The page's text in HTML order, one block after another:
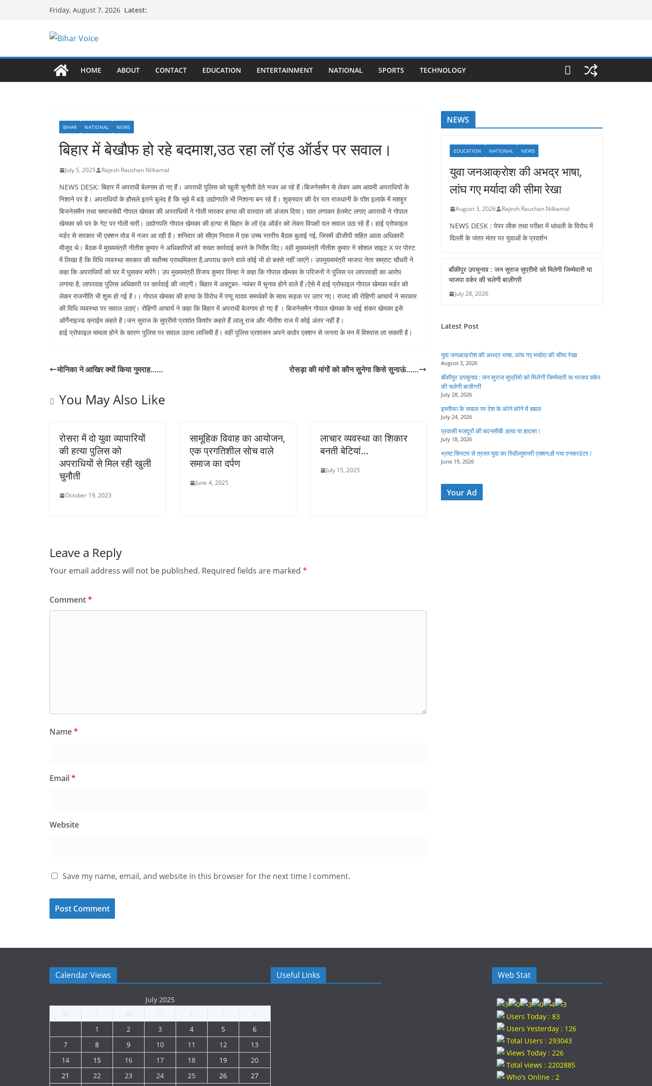
Friday, August 7, 2026 Latest:
HOME ABOUT CONTACT EDUCATION ENTERTAINMENT NATIONAL SPORTS TECHNOLOGY
BIHAR NATIONAL NEWS
बिहार में बेखौफ हो रहे बदमाश,उठ रहा लॉ एंड ऑर्डर पर सवाल।
July 5, 2025 Rajesh Raushan Nilkamal
NEWS DESK: बिहार में अपराधी बेलगाम हो गए हैं। अपराधी पुलिस को खुली चुनौती देते नजर आ रहे हैं।बिजनेसमैन से लेकर आम आदमी अपराधियों के
निशाने पर है। अपराधियों के हौसले इतने बुलंद है कि सूबे में बड़े उद्योगपति भी निशाना बन रहे है। शुक्रवार की देर रात राजधानी के पॉश इलाके में मशहूर
बिजनेसमैन तथा समाजसेवी गोपाल खेमका की अपराधियों ने गोली मारकर हत्या की वारदात को अंजाम दिया। घात लगाकर हेलमेट लगाए अपराधी ने गोपाल
खेमका को घर के गेट पर गोली मारी। उद्योगपति गोपाल खेमका की हत्या से बिहार के लॉ एंड ऑर्डर को लेकर विपक्षी दल सवाल उठा रहे हैं। हाई प्रोफाइल
मर्डर से सरकार भी एक्शन मोड में नजर आ रही है। शनिवार को सीएम निवास में एक उच्च स्तरीय बैठक बुलाई गई, जिसमें डीजीपी सहित आला अधिकारी
मौजूद थे। बैठक में मुख्यमंत्री नीतीश कुमार ने अधिकारियों को सख्त कार्रवाई करने के निर्देश दिए। वही मुख्यमंत्री नीतीश कुमार ने सोशल साइट X पर पोस्ट
में लिखा है कि विधि व्यवस्था सरकार की सर्वोच्च प्राथमिकता है,अपराध करने वाले कोई भी हो बक्से नहीं जाएंगे। उपमुख्यमंत्री भाजपा नेता सम्राट चौधरी ने
कहा कि अपराधियों को घर में घुसकर मारेंगे। उप मुख्यमंत्री विजय कुमार सिन्हा ने कहा कि गोपाल खेमका के परिजनों ने पुलिस पर लापरवाही का आरोप
लगाया है, लापरवाह पुलिस अधिकारी पर कार्रवाई की जाएगी। बिहार में अक्टूबर- नवंबर में चुनाव होने वाले हैं।ऐसे में हाई प्रोफाइल गोपाल खेमका मर्डर को
लेकर राजनीति भी शुरू हो गई है।। गोपाल खेमका की हत्या के विरोध में पप्पू यादव समर्थकों के साथ सड़क पर उतर गए। राजद की रोहिणी आचार्य ने सरकार
की विधि व्यवस्था पर सवाल उठाएं। रोहिणी आचार्य ने कहा कि बिहार में अपराधी बेलगाम हो गए हैं । बिजनेसमैन गोपाल खेमका के भाई शंकर खेमका इसे
ऑर्गेनाइज्ड क्राईम कहते है।जन सुराज के सुप्रीमो प्रशांत किशोर कहते हैं लालू राज और नीतीश राज में कोई अंतर नहीं है।
हाई प्रोफाइल मामला होने के कारण पुलिस पर सवाल उठना लाजिमी है। वहीं पुलिस प्रशासन अपने कठोर एक्शन से जनता के मन में विश्वास ला सकती है।
मोनिका ने आखिर क्यों किया गुमराह…… रोसड़ा की मांगों को कौन सुनेगा किसे सुनाऊं……
You May Also Like
रोसरा में दो युवा व्यापारियों
की हत्या पुलिस को
अपराधियों से मिल रही खुली
चुनौती
October 19, 2023
सामूहिक विवाह का आयोजन,
एक प्रगतिशील सोच वाले
समाज का दर्पण
June 4, 2025
लाचार व्यवस्था का शिकार
बनती बेटियां…
July 15, 2025
Leave a Reply
Your email address will not be published. Required fields are marked *
Comment*
Name*
Email*
Website
Save my name, email, and website in this browser for the next time I comment.
NEWS
EDUCATION NATIONAL NEWS
युवा जनआक्रोश की अभद्र भाषा,
लांघ गए मर्यादा की सीमा रेखा
August 3, 2026 Rajesh Raushan Nilkamal
NEWS DESK : पेपर लीक तथा परीक्षा में धांधली के विरोध में
दिल्ली के जंतर मंतर पर युवाओं के प्रदर्शन
बाँकीपुर उपचुनाव : जन सुराज सुप्रीमो को मिलेगी जिम्मेवारी या
भाजपा वर्कर की चलेगी बाज़ीगरी
July 28, 2026
Latest Post
युवा जनआक्रोश की अभद्र भाषा, लांघ गए मर्यादा की सीमा रेखा
August 3, 2026
बाँकीपुर उपचुनाव : जन सुराज सुप्रीमो को मिलेगी जिम्मेवारी या भाजपा वर्कर
की चलेगी बाज़ीगरी
July 28, 2026
इस्तीफा के सवाल पर देश के कोने कोने में बबाल
July 24, 2026
प्रवासी मजदूरों की बदनसीबी :हत्या या हादसा !
July 18, 2026
भ्रष्ट सिस्टम से त्रस्त युवा का रिवॉल्यूशनरी एक्शन,हो गया एनकाउंटर !
June 19, 2026
Your Ad
Calendar Views
July 2025
1
2 3 4 5
6
7
8 9 10 11 12
13
14
15 16 17 18 19
20
21
22 23 24 25 26 27
Useful Links Web Stat
Users Today : 83
Users Yesterday : 126
Total Users : 293043
Views Today : 226
Total views : 2202885
Who's Online : 2